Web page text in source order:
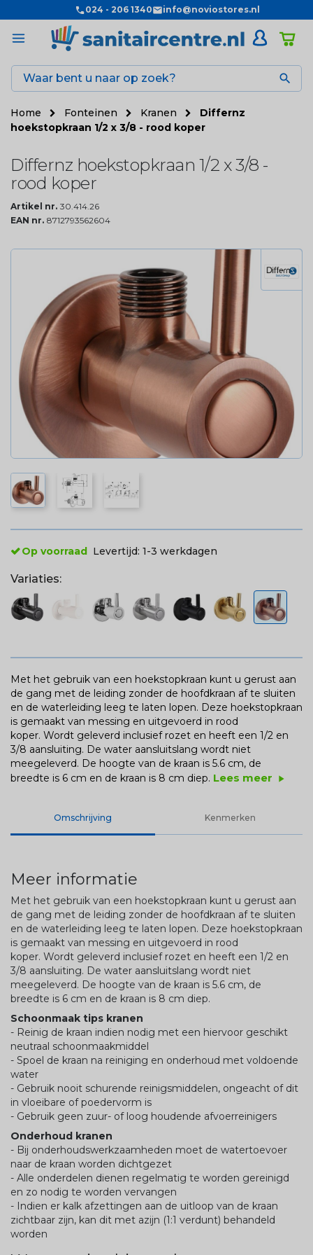
024 - 206 1340 info@noviostores.nl

Home Fonteinen Kranen
Differnz
hoekstopkraan 1/2 x 3/8 - rood koper
Differnz hoekstopkraan 1/2 x 3/8 -
rood koper
Artikel nr. 30.414.26
EAN nr. 8712793562604
Op voorraad Levertijd: 1-3 werkdagen
Variaties:
Met het gebruik van een hoekstopkraan kunt u gerust aan
de gang met de leiding zonder de hoofdkraan af te sluiten
en de waterleiding leeg te laten lopen. Deze hoekstopkraan
is gemaakt van messing en uitgevoerd in rood
koper. Wordt geleverd inclusief rozet en heeft een 1/2 en
3/8 aansluiting. De water aansluitslang wordt niet
meegeleverd. De hoogte van de kraan is 5.6 cm, de
breedte is 6 cm en de kraan is 8 cm diep. Lees meer play_arrow
Omschrijving Kenmerken
Meer informatie
Met het gebruik van een hoekstopkraan kunt u gerust aan
de gang met de leiding zonder de hoofdkraan af te sluiten
en de waterleiding leeg te laten lopen. Deze hoekstopkraan
is gemaakt van messing en uitgevoerd in rood
koper. Wordt geleverd inclusief rozet en heeft een 1/2 en
3/8 aansluiting. De water aansluitslang wordt niet
meegeleverd. De hoogte van de kraan is 5.6 cm, de
breedte is 6 cm en de kraan is 8 cm diep.
Schoonmaak tips kranen
- Reinig de kraan indien nodig met een hiervoor geschikt
neutraal schoonmaakmiddel
- Spoel de kraan na reiniging en onderhoud met voldoende
water
- Gebruik nooit schurende reinigsmiddelen, ongeacht of dit
in vloeibare of poedervorm is
- Gebruik geen zuur- of loog houdende afvoerreinigers
Onderhoud kranen
- Bij onderhoudswerkzaamheden moet de watertoevoer
naar de kraan worden dichtgezet
- Alle onderdelen dienen regelmatig te worden gereinigd
en zo nodig te worden vervangen
- Indien er kalk afzettingen aan de uitloop van de kraan
zichtbaar zijn, kan dit met azijn (1:1 verdunt) behandeld
worden